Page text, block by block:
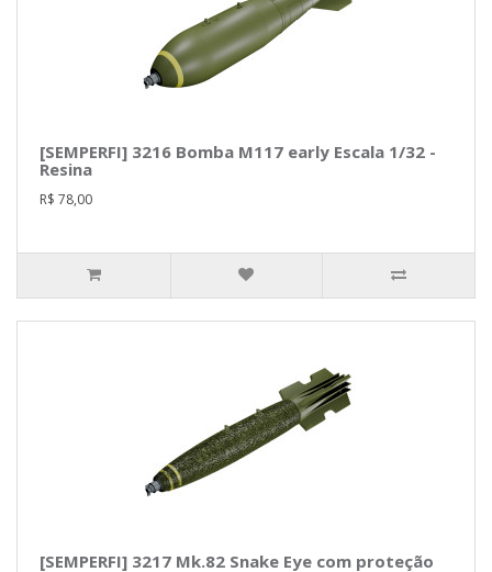
[SEMPERFI] 3216 Bomba M117 early Escala 1/32 -
Resina
R$ 78,00
[SEMPERFI] 3217 Mk.82 Snake Eye com proteção